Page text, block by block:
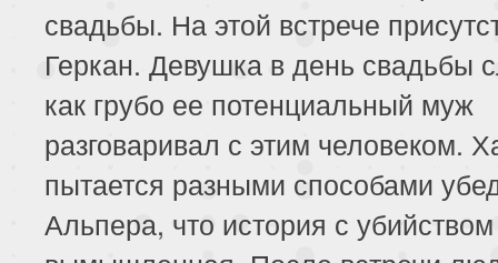
свадьбы. На этой встрече
Геркан. Девушка в день свадьбы
как грубо ее потенциальный муж
разговаривал с этим человеком.
пытается разными способами
Альпера, что история с убийством